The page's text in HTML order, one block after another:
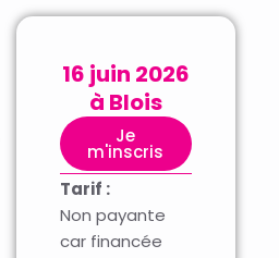
16 juin 2026
à Blois
Je
m'inscris
Tarif :
Non payante
car financée